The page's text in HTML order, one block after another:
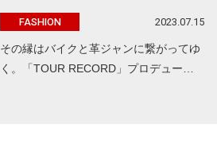
FASHION 2023.07.15
その縁はバイクと革ジャンに繋がってゆ
く。「TOUR RECORD」プロデュー…